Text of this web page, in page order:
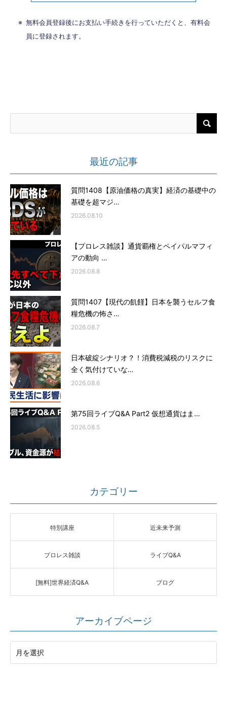
無料会員登録後にお支払い手続きを行っていただくと、有料会
員に登録されます。
最近の記事
質問1408【原油価格の真実】経済の基礎中の
基礎を超マジ…
2026.08.10
【プロレス雑談】通貨覇権とペイパルマフィ
アの動向 …
2026.08.8
質問1407【現代の飢饉】日本を襲うセルフ食
糧危機の怖さ…
2026.08.7
日本破綻シナリオ？！消費税減税のリスクに
全く気付けていな…
2026.08.6
第75回ライブQ&A Part2 仮想通貨はま…
2026.08.5
カテゴリー
特別講座 近未来予測
プロレス雑談 ライブQ&A
[無料]世界経済Q&A ブログ
アーカイブページ